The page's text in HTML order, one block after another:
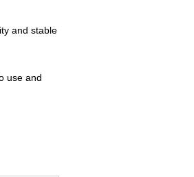
and stable
use and